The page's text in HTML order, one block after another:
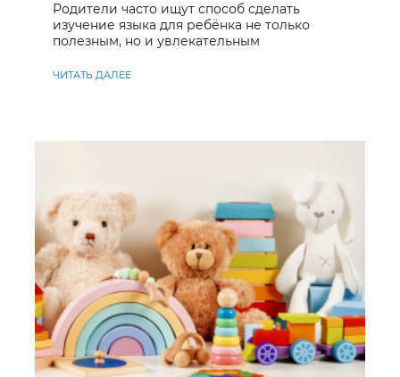
Родители часто ищут способ сделать
изучение языка для ребёнка не только
полезным, но и увлекательным
ЧИТАТЬ ДАЛЕЕ